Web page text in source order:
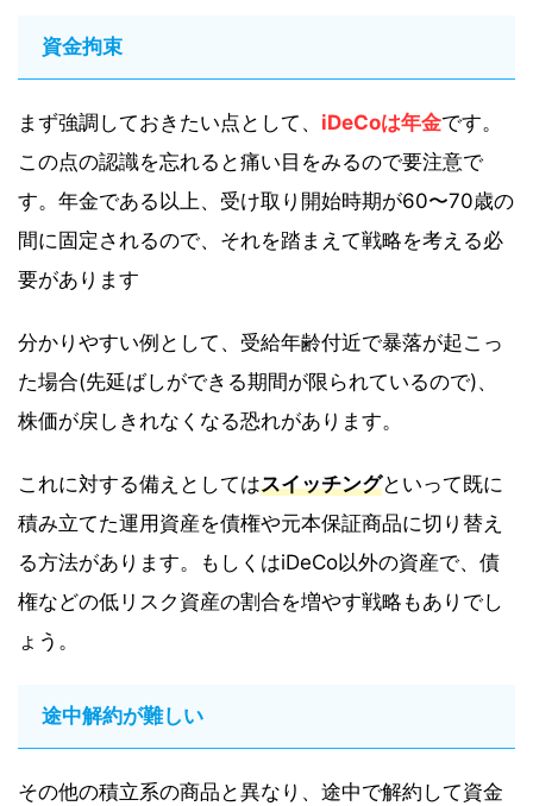
資金拘束
まず強調しておきたい点として、 iDeCoは年金です。
この点の認識を忘れると痛い目をみるので要注意で
す。年金である以上、受け取り開始時期が60〜70歳の
間に固定されるので、それを踏まえて戦略を考える必
要があります
分かりやすい例として、受給年齢付近で暴落が起こっ
た場合(先延ばしができる期間が限られているので)、
株価が戻しきれなくなる恐れがあります。
これに対する備えとしてはスイッチングといって既に
積み立てた運用資産を債権や元本保証商品に切り替え
る方法があります。もしくはiDeCo以外の資産で、債
権などの低リスク資産の割合を増やす戦略もありでし
ょう。
途中解約が難しい
その他の積立系の商品と異なり、途中で解約して資金